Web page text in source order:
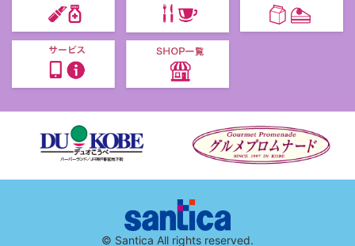
© Santica All rights reserved.